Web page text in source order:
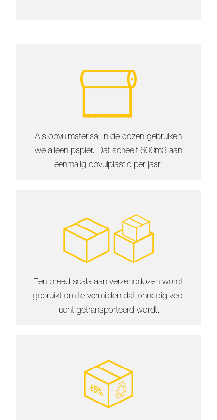
Als opvulmateriaal in de dozen gebruiken
we alleen papier. Dat scheelt 600m3 aan
eenmalig opvulplastic per jaar.
Een breed scala aan verzenddozen wordt
gebruikt om te vermijden dat onnodig veel
lucht getransporteerd wordt.